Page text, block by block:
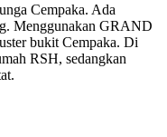
Cempaka. Ada
Menggunakan GRAND
bukit Cempaka. Di
RSH, sedangkan